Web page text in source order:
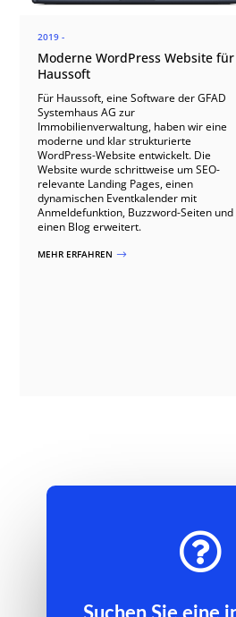
2019 -
Moderne WordPress Website für
Haussoft
Für Haussoft, eine Software der GFAD
Systemhaus AG zur
Immobilienverwaltung, haben wir eine
moderne und klar strukturierte
WordPress-Website entwickelt. Die
Website wurde schrittweise um SEO-
relevante Landing Pages, einen
dynamischen Eventkalender mit
Anmeldefunktion, Buzzword-Seiten und
einen Blog erweitert.
MEHR ERFAHREN $
